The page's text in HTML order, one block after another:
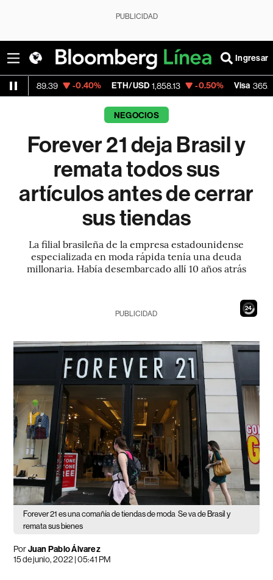
PUBLICIDAD
Ingresar
-0.40% ETH/USD 1,858.13 -0.50% Visa 365.67 -0.13%
NEGOCIOS
Forever 21 deja Brasil y
remata todos sus
artículos antes de cerrar
sus tiendas
La filial brasileña de la empresa estadounidense
especializada en moda rápida tenía una deuda
millonaria. Había desembarcado allí 10 años atrás
22
PUBLICIDAD
Forever 21 es una comañía de tiendas de moda Se va de Brasil y
remata sus bienes
PorJuan Pablo Álvarez
15 de junio, 2022 | 05:41 PM